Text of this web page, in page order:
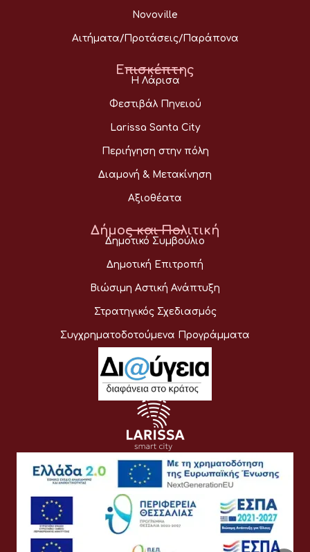
Novoville
Αιτήματα/Προτάσεις/Παράπονα
Επισκέπτης
Η Λάρισα
Φεστιβάλ Πηνειού
Larissa Santa City
Περιήγηση στην πόλη
Διαμονή & Μετακίνηση
Αξιοθέατα
Δήμος και Πολιτική
Δημοτικό Συμβούλιο
Δημοτική Επιτροπή
Βιώσιμη Αστική Ανάπτυξη
Στρατηγικός Σχεδιασμός
Συγχρηματοδοτούμενα Προγράμματα